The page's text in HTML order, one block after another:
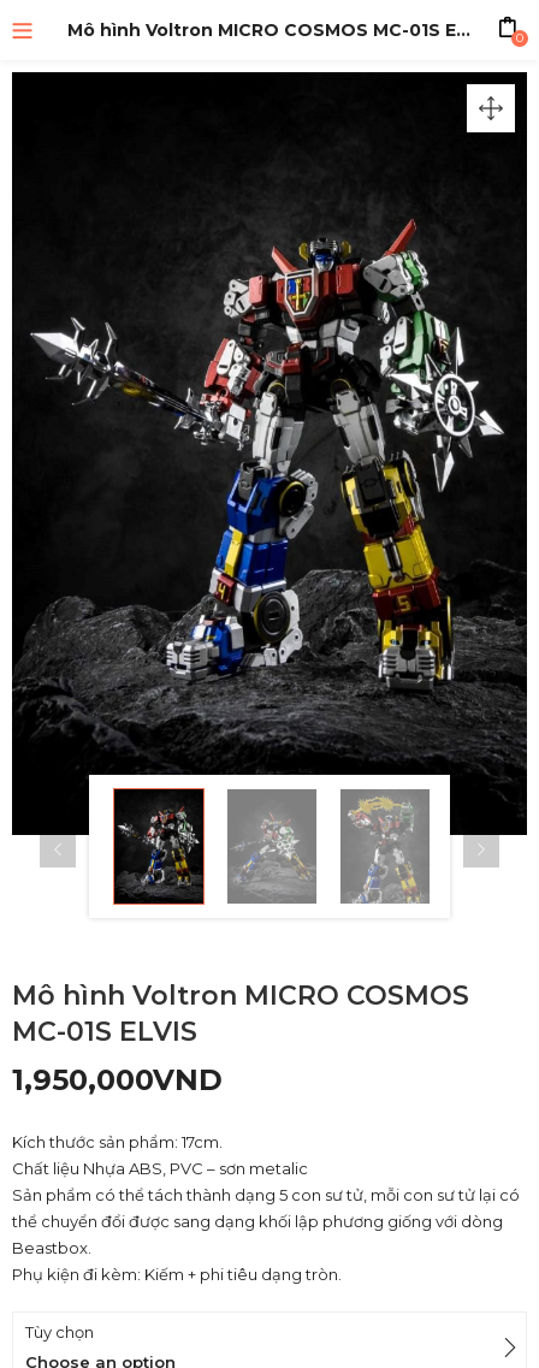
Mô hình Voltron MICRO COSMOS MC-01S ELVIS 0
Mô hình Voltron MICRO COSMOS
MC-01S ELVIS
1,950,000VND
Kích thước sản phẩm: 17cm.
Chất liệu Nhựa ABS, PVC – sơn metalic
Sản phẩm có thể tách thành dạng 5 con sư tử, mỗi con sư tử lại có
thể chuyển đổi được sang dạng khối lập phương giống với dòng
Beastbox.
Phụ kiện đi kèm: Kiếm + phi tiêu dạng tròn.
Tùy chọn
Choose an option